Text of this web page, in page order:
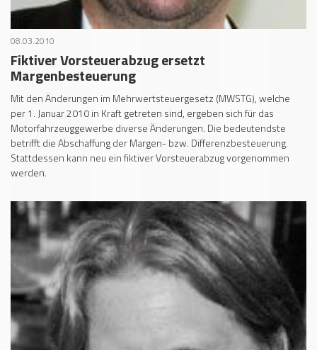
08.03.2010
Fiktiver Vorsteuerabzug ersetzt
Margenbesteuerung
Mit den Änderungen im Mehrwertsteuergesetz (MWSTG), welche
per 1. Januar 2010 in Kraft getreten sind, ergeben sich für das
Motorfahrzeuggewerbe diverse Änderungen. Die bedeutendste
betrifft die Abschaffung der Margen- bzw. Differenzbesteuerung.
Stattdessen kann neu ein fiktiver Vorsteuerabzug vorgenommen
werden.